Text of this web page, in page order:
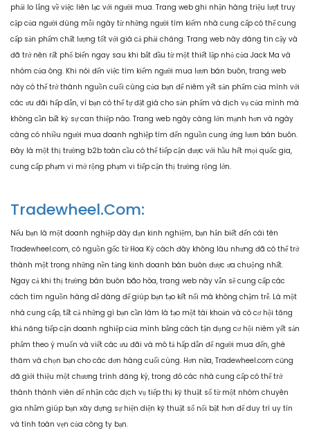
phải lo lắng về việc liên lạc với người mua. Trang web ghi nhận hàng triệu lượt truy
cập của người dùng mỗi ngày từ những người tìm kiếm nhà cung cấp có thể cung
cấp sản phẩm chất lượng tốt với giá cả phải chăng. Trang web này đáng tin cậy và
đã trở nên rất phổ biến ngay sau khi bắt đầu từ một thiết lập nhỏ của Jack Ma và
nhóm của ông. Khi nói đến việc tìm kiếm người mua lươn bán buôn, trang web
này có thể trở thành nguồn cuối cùng của bạn để niêm yết sản phẩm của mình với
các ưu đãi hấp dẫn, vì bạn có thể tự đặt giá cho sản phẩm và dịch vụ của mình mà
không cần bất kỳ sự can thiệp nào. Trang web ngày càng lớn mạnh hơn và ngày
càng có nhiều người mua doanh nghiệp tìm đến nguồn cung ứng lươn bán buôn.
Đây là một thị trường b2b toàn cầu có thể tiếp cận được với hầu hết mọi quốc gia,
cung cấp phạm vi mở rộng phạm vi tiếp cận thị trường rộng lớn.
Tradewheel.com:
Nếu bạn là một doanh nghiệp dày dạn kinh nghiệm, bạn hẳn biết đến cái tên
Tradewheel.com, có nguồn gốc từ Hoa Kỳ cách đây không lâu nhưng đã có thể trở
thành một trong những nền tảng kinh doanh bán buôn được ưa chuộng nhất.
Ngay cả khi thị trường bán buôn bão hòa, trang web này vẫn sẽ cung cấp các
cách tìm nguồn hàng dễ dàng để giúp bạn tạo kết nối mà không chậm trễ. Là một
nhà cung cấp, tất cả những gì bạn cần làm là tạo một tài khoản và có cơ hội tăng
khả năng tiếp cận doanh nghiệp của mình bằng cách tận dụng cơ hội niêm yết sản
phẩm theo ý muốn và viết các ưu đãi và mô tả hấp dẫn để người mua đến, ghé
thăm và chọn bạn cho các đơn hàng cuối cùng. Hơn nữa, Tradewheel.com cũng
đã giới thiệu một chương trình đăng ký, trong đó các nhà cung cấp có thể trở
thành thành viên để nhận các dịch vụ tiếp thị kỹ thuật số từ một nhóm chuyên
gia nhằm giúp bạn xây dựng sự hiện diện kỹ thuật số nổi bật hơn để duy trì uy tín
và tính toàn vẹn của công ty bạn.